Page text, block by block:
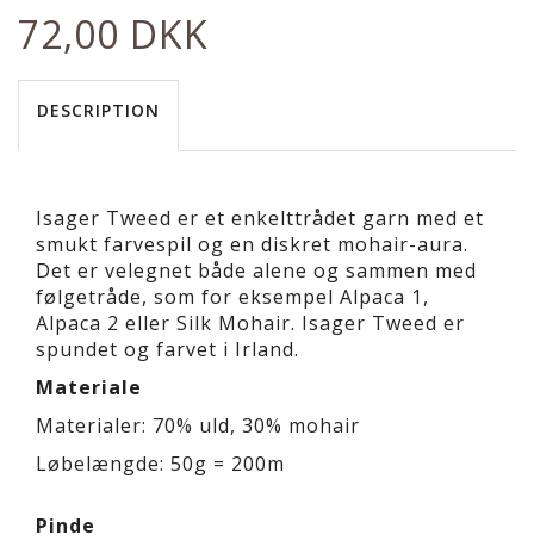
72,00 DKK
DESCRIPTION
Isager Tweed er et enkelttrådet garn med et
smukt farvespil og en diskret mohair-aura.
Det er velegnet både alene og sammen med
følgetråde, som for eksempel Alpaca 1,
Alpaca 2 eller Silk Mohair. Isager Tweed er
spundet og farvet i Irland.
Materiale
Materialer: 70% uld, 30% mohair
Løbelængde: 50g = 200m
Pinde